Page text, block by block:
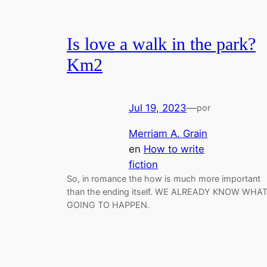
Is love a walk in the park?
Km2
Jul 19, 2023—por
Merriam A. Grain
en How to write
fiction
So, in romance the how is much more important
than the ending itself. WE ALREADY KNOW
GOING TO HAPPEN.